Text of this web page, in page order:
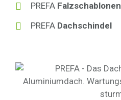
PREFA Falzschablonen
PREFA Dachschindel